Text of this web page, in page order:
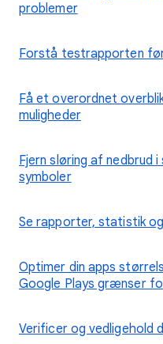
problemer
Forstå testrapporten
Få et overordnet
muligheder
Fjern sløring af nedbrud
symboler
Se rapporter, statistik
Optimer din apps
Google Plays grænser
Verificer og vedligehold